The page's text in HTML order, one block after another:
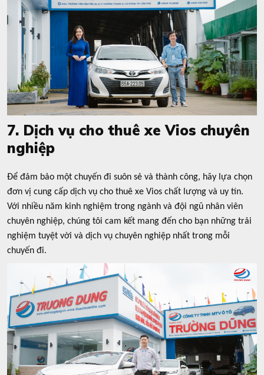
7. Dịch vụ cho thuê xe Vios chuyên
nghiệp
Để đảm bảo một chuyến đi suôn sẻ và thành công, hãy lựa chọn
đơn vị cung cấp dịch vụ cho thuê xe Vios chất lượng và uy tín.
Với nhiều năm kinh nghiệm trong ngành và đội ngũ nhân viên
chuyên nghiệp, chúng tôi cam kết mang đến cho bạn những trải
nghiệm tuyệt vời và dịch vụ chuyên nghiệp nhất trong mỗi
chuyến đi.